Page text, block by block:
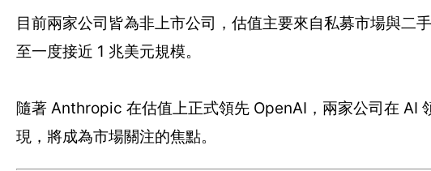
目前兩家公司皆為非上市公司，估值主要來自私募市場與
至一度接近 1 兆美元規模。
隨著 Anthropic 在估值上正式領先 OpenAI，兩家公司在 AI
現，將成為市場關注的焦點。